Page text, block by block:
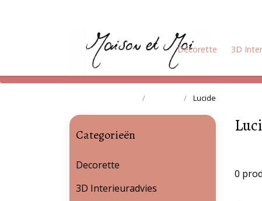
Decorette 3D
Lucide
0
Categorieën
Decorette
3D Interieuradvies